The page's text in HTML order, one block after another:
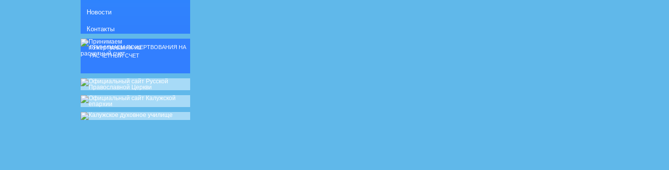
Новости
Контакты
ПРИНИМАЕМ ПОЖЕРТВОВАНИЯ НА
РАСЧЕТНЫЙ СЧЕТ